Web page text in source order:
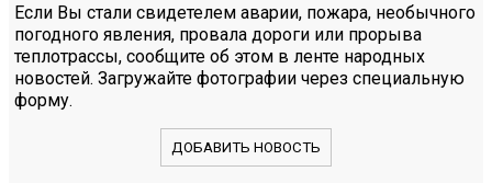
Если Вы стали свидетелем аварии, пожара, необычного
погодного явления, провала дороги или прорыва
теплотрассы, сообщите об этом в ленте народных
новостей. Загружайте фотографии через специальную
форму.
ДОБАВИТЬ НОВОСТЬ